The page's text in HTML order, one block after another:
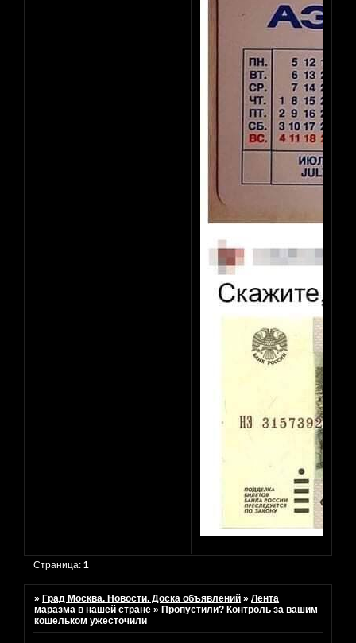
Страница:1
»Град Москва. Новости. Доска объявлений »Лента
маразма в нашей стране »Пропустили? Контроль за вашим
кошельком ужесточили